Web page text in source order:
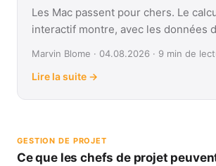
Les Mac passent pour chers. Le
interactif montre, avec les données
Marvin Blome · 04.08.2026 · 9 min de
Lire la suite →
GESTION DE PROJET
Ce que les chefs de projet